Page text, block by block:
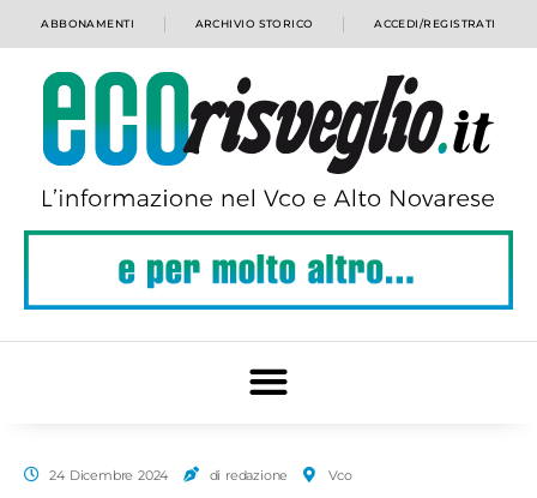
ABBONAMENTI ARCHIVIO STORICO ACCEDI/REGISTRATI
24 Dicembre 2024 di redazione Vco